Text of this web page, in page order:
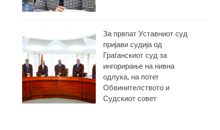
За првпат Уставниот суд
пријави судија од
Граѓанскиот суд за
ингорирање на нивна
одлука, на потег
Обвинителството и
Судскиот совет